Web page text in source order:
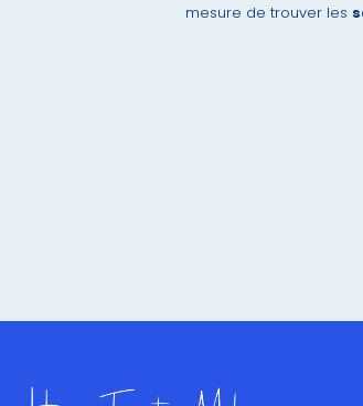
mesure de trouver les